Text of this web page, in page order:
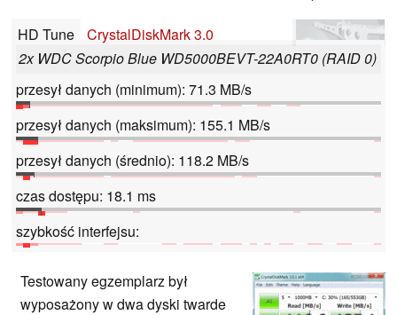
HD Tune
CrystalDiskMark 3.0
2x WDC Scorpio Blue WD5000BEVT-22A0RT0 (RAID 0)
przesył danych (minimum): 71.3 MB/s
przesył danych (maksimum): 155.1 MB/s
przesył danych (średnio): 118.2 MB/s
czas dostępu: 18.1 ms
szybkość interfejsu:
Testowany egzemplarz był
wyposażony w dwa dyski twarde